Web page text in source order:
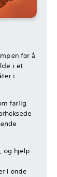
for å
i et
i
farlig
og hjelp
i onde